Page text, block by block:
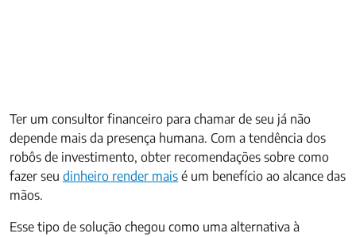
Ter um consultor financeiro para chamar de seu já não
depende mais da presença humana. Com a tendência dos
robôs de investimento, obter recomendações sobre como
fazer seu dinheiro render mais é um benefício ao alcance das
mãos.
Esse tipo de solução chegou como uma alternativa à